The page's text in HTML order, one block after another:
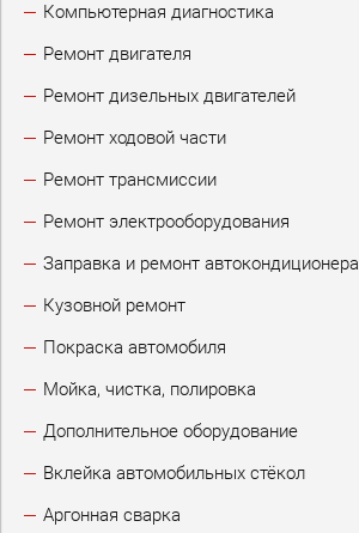
Компьютерная диагностика
Ремонт двигателя
Ремонт дизельных двигателей
Ремонт ходовой части
Ремонт трансмиссии
Ремонт электрооборудования
Заправка и ремонт автокондиционера
Кузовной ремонт
Покраска автомобиля
Мойка, чистка, полировка
Дополнительное оборудование
Вклейка автомобильных стёкол
Аргонная сварка